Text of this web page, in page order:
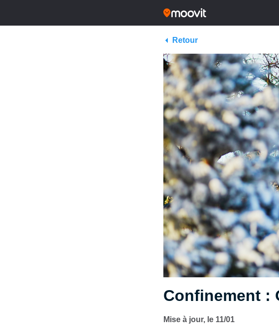
Retour
Confinement :
Mise à jour, le 11/01